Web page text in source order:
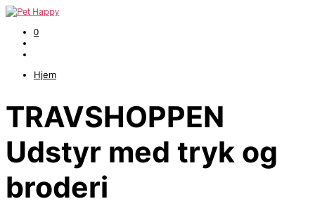
0
Hjem
TRAVSHOPPEN
Udstyr med tryk og
broderi